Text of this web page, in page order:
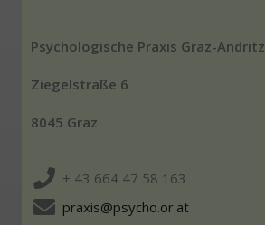
Psychologische Praxis Graz-Andritz
Ziegelstraße 6
8045 Graz
+ 43 664 47 58 163
praxis@psycho.or.at